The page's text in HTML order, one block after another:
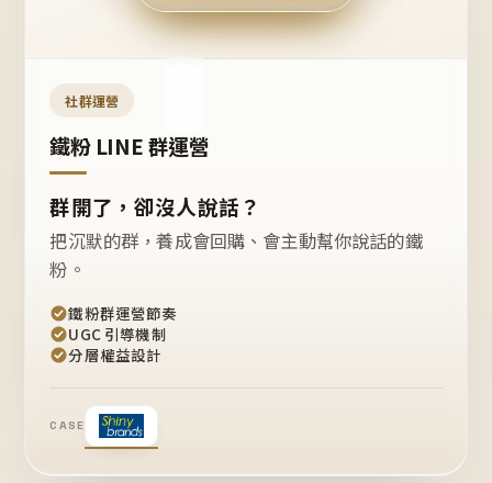
開團
嗎？
社群運營
鐵粉 LINE 群運營
群開了，卻沒人說話？
把沉默的群，養成會回購、會主動幫你說話的鐵
粉。
鐵粉群運營節奏
UGC 引導機制
分層權益設計
CASE